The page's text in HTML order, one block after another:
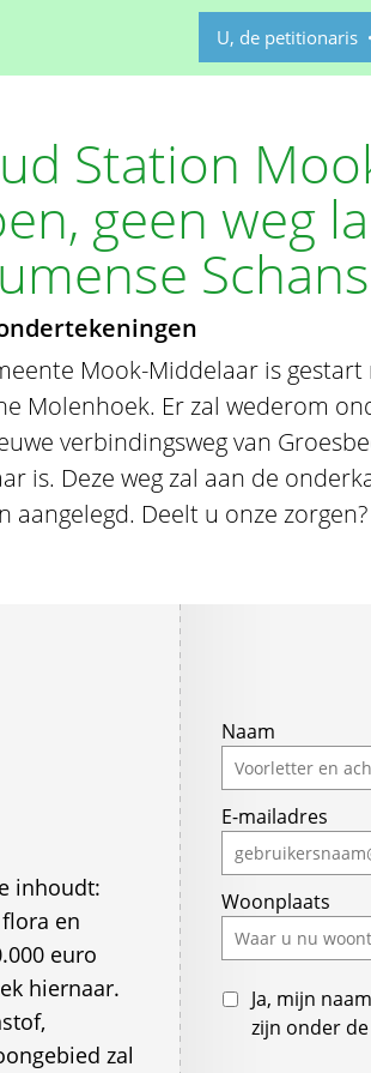
U, de petitionaris
Station
geen weg
Schans
Mook-Middelaar is
Molenhoek. Er zal wederom
verbindingsweg van
is. Deze weg zal aan de
aangelegd. Deelt u onze
inhoudt:
en
euro
hiernaar.
zal
Naam
E-mailadres
Woonplaats
Ja, mijn
zijn onder